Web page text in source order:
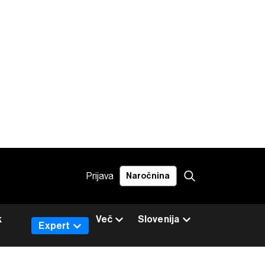
Prijava Naročnina
Slovenija
Expert
Več